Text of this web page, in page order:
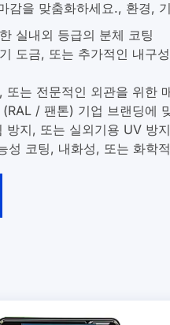
실내외 등급의 분체 코팅
도금, 또는 추가적인 내구
또는 전문적인 외관을 위한
/ 팬톤) 기업 브랜딩에
방지, 또는 실외기용 UV 방지
성 코팅, 내화성, 또는 화학